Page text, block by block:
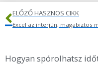
Előző
ELŐZŐ HASZNOS CIKK
Hogyan spórolhatsz